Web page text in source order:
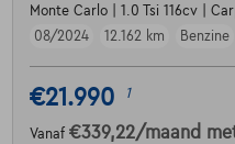
Monte Carlo | 1.0 Tsi 116cv |
08/2024
12.162 km Benzine
€21.990 1
Vanaf €339,22/maand